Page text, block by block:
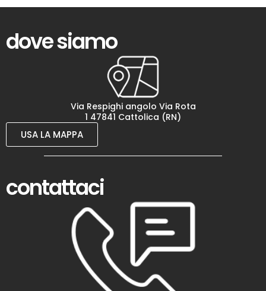
dove siamo
Via Respighi angolo Via Rota
1 47841 Cattolica (RN)
USA LA MAPPA
contattaci